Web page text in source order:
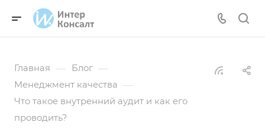
Главная — Блог —
Менеджмент качества —
Что такое внутренний аудит и как его
проводить?